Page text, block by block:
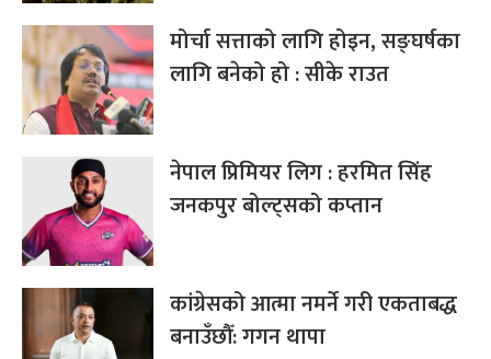
मोर्चा सत्ताको लागि होइन, सङ्घर्षका
लागि बनेको हो : सीके राउत
नेपाल प्रिमियर लिग : हरमित सिंह
जनकपुर बोल्ट्सको कप्तान
कांग्रेसको आत्मा नमर्ने गरी एकताबद्ध
बनाउँछौँ: गगन थापा